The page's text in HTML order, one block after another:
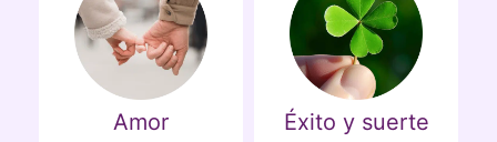
Amor Éxito y suerte